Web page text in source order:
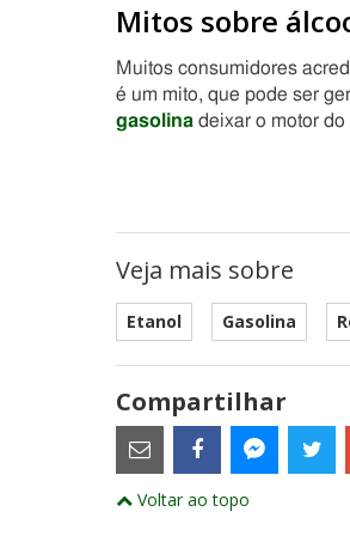
Mitos sobre
Muitos consumidores
é um mito, que pode ser
gasolina deixar o motor
Veja mais sobre
Etanol Gasolina
Compartilhar
Estes
são
links
externos
abrirão
este este
Voltar ao topo